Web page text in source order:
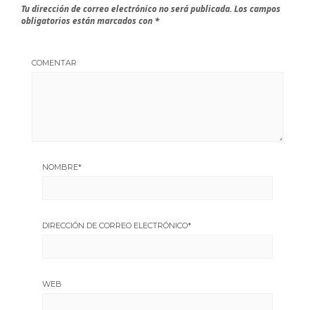
Tu dirección de correo electrónico no será publicada. Los campos
obligatorios están marcados con *
COMENTAR
NOMBRE*
DIRECCIÓN DE CORREO ELECTRÓNICO*
WEB